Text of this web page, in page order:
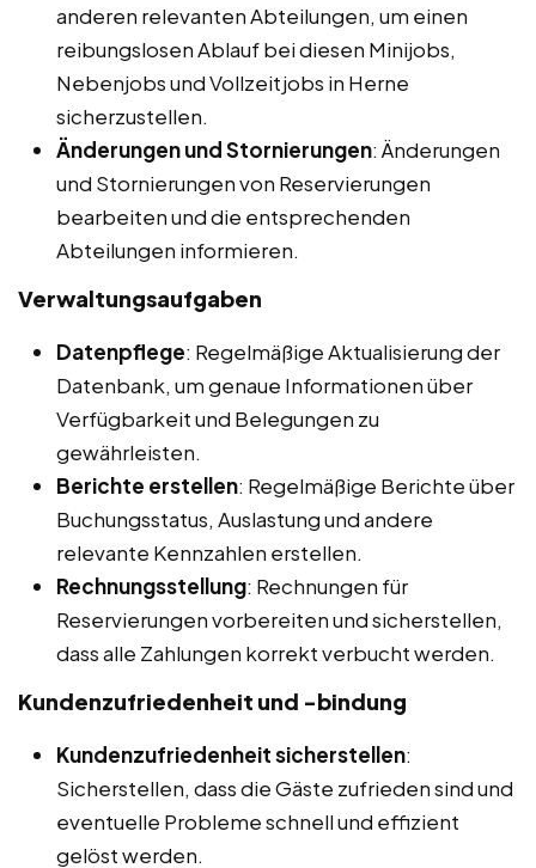
anderen relevanten Abteilungen, um einen
reibungslosen Ablauf bei diesen Minijobs,
Nebenjobs und Vollzeitjobs in Herne
sicherzustellen.
Änderungen und Stornierungen: Änderungen
und Stornierungen von Reservierungen
bearbeiten und die entsprechenden
Abteilungen informieren.
Verwaltungsaufgaben
Datenpflege: Regelmäßige Aktualisierung der
Datenbank, um genaue Informationen über
Verfügbarkeit und Belegungen zu
gewährleisten.
Berichte erstellen: Regelmäßige Berichte über
Buchungsstatus, Auslastung und andere
relevante Kennzahlen erstellen.
Rechnungsstellung: Rechnungen für
Reservierungen vorbereiten und sicherstellen,
dass alle Zahlungen korrekt verbucht werden.
Kundenzufriedenheit und -bindung
Kundenzufriedenheit sicherstellen:
Sicherstellen, dass die Gäste zufrieden sind und
eventuelle Probleme schnell und effizient
gelöst werden.